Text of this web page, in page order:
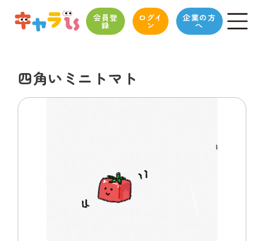
会員登
録
ログイ
ン
企業の方
へ
四角いミニトマト